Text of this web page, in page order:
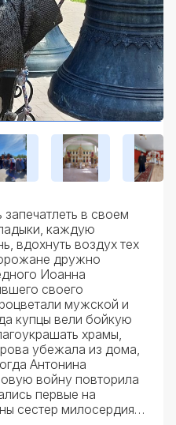
в своем
каждую
вдохнуть воздух тех
дружно
Иоанна
своего
мужской и
купцы вели бойкую
храмы,
убежала из дома,
Антонина
войну повторила
первые на
сестер милосердия…